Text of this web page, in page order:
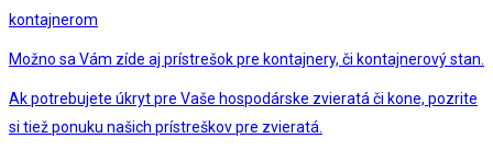
kontajnerom
Možno sa Vám zíde aj prístrešok pre kontajnery, či kontajnerový stan.
Ak potrebujete úkryt pre Vaše hospodárske zvieratá či kone, pozrite
si tiež ponuku našich prístreškov pre zvieratá.